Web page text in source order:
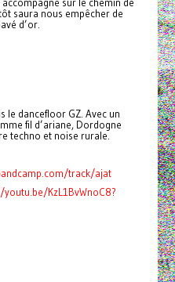
saura nous empêcher de
d’or.
le dancefloor GZ. Avec un
fil d’ariane, Dordogne
techno et noise rurale.
track/ajat
KzL1BvWnoC8?